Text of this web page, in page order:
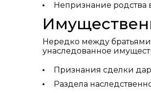
Непризнание родства
Нередко между братьями
унаследованное
Признания сделки
Раздела